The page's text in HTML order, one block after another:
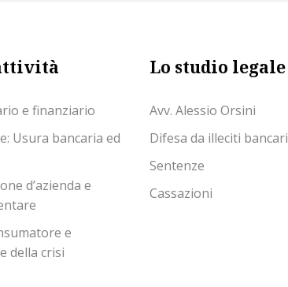
e finanziario
Usura bancaria ed
d’azienda e
e
della crisi
Lo studio legale
Avv. Alessio Orsini
Difesa da illeciti bancari
Sentenze
Cassazioni